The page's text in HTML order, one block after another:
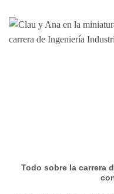
Todo sobre la carrera